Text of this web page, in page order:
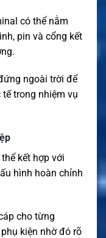
có thể nằm
pin và cổng kết
ngoài trời để
trong nhiệm vụ
kết hợp với
hình hoàn chỉnh
cho từng
kiện nhờ đó rõ